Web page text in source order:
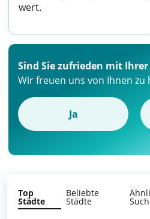
wert.
Sind Sie zufrieden mit Ihrer
Wir freuen uns von Ihnen zu
Ja
Top
Städte
Beliebte
Städte